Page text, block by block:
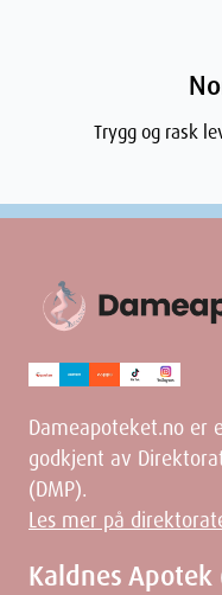
Trygg og rask
Dameapoteket.no er
godkjent av
(DMP).
Les mer på
Kaldnes Apotek